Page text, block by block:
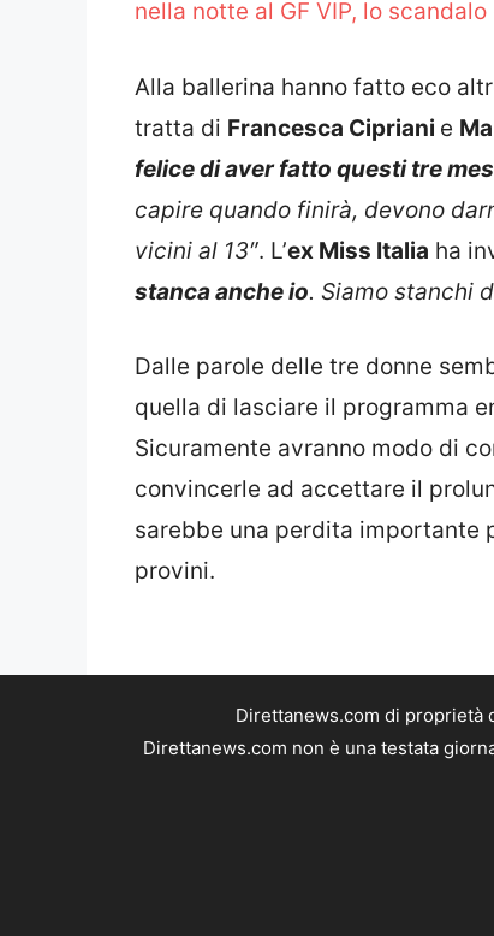
nella notte al GF VIP, lo
Alla ballerina hanno fatto eco
tratta di Francesca Cipriani e
felice di aver fatto questi tre
capire quando finirà, devono
vicini al 13″. L’ex Miss Italia ha
stanca anche io. Siamo stanchi
Dalle parole delle tre donne
quella di lasciare il programma
Sicuramente avranno modo di
convincerle ad accettare il
sarebbe una perdita importante
provini.
Direttanews.com di proprietà
Direttanews.com non è una testata